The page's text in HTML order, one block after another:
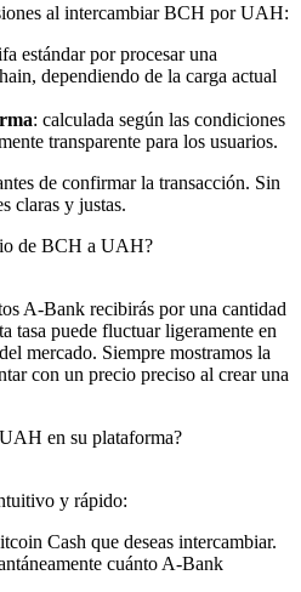
al intercambiar BCH por UAH:
estándar por procesar una
dependiendo de la carga actual
: calculada según las condiciones
transparente para los usuarios.
de confirmar la transacción. Sin
claras y justas.
de BCH a UAH?
A-Bank recibirás por una cantidad
tasa puede fluctuar ligeramente en
mercado. Siempre mostramos la
con un precio preciso al crear una
en su plataforma?
y rápido:
Cash que deseas intercambiar.
cuánto A-Bank